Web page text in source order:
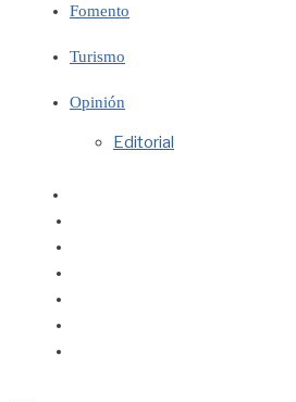
Fomento
Turismo
Opinión
Editorial